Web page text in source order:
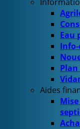
Eau
Aides